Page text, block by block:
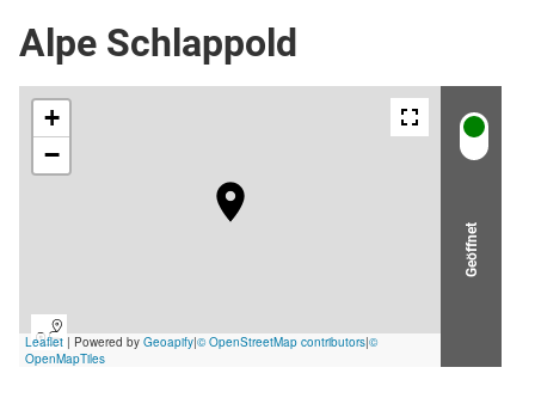
Alpe Schlappold
Geöffnet